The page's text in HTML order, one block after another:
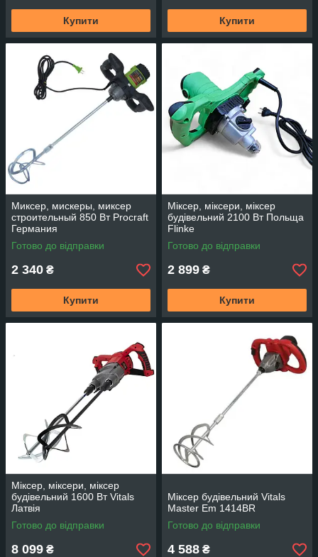
Купити Купити
Миксер, мискеры, миксер
строительный 850 Вт Procraft
Германия
Готово до відправки
2 340 ₴
Купити
Міксер, міксери, міксер
будівельний 2100 Вт Польща
Flinke
Готово до відправки
2 899 ₴
Купити
Міксер, міксери, міксер
будівельний 1600 Вт Vitals
Латвія
Готово до відправки
8 099 ₴
Міксер будівельний Vitals
Master Em 1414BR
Готово до відправки
4 588 ₴